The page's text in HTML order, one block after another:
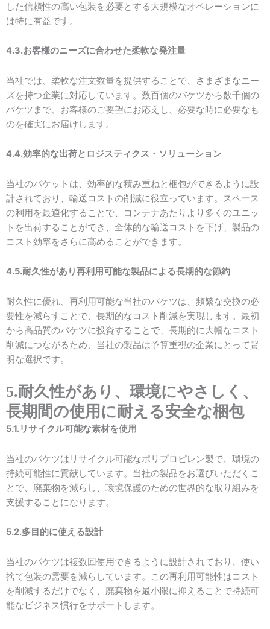
した信頼性の高い包装を必要とする大規模なオペレーションに
は特に有益です。
4.3.お客様のニーズに合わせた柔軟な発注量
当社では、柔軟な注文数量を提供することで、さまざまなニー
ズを持つ企業に対応しています。数百個のバケツから数千個の
バケツまで、お客様のご要望にお応えし、必要な時に必要なも
のを確実にお届けします。
4.4.効率的な出荷とロジスティクス・ソリューション
当社のバケットは、効率的な積み重ねと梱包ができるように設
計されており、輸送コストの削減に役立っています。スペース
の利用を最適化することで、コンテナあたりより多くのユニッ
トを出荷することができ、全体的な輸送コストを下げ、製品の
コスト効率をさらに高めることができます。
4.5.耐久性があり再利用可能な製品による長期的な節約
耐久性に優れ、再利用可能な当社のバケツは、頻繁な交換の必
要性を減らすことで、長期的なコスト削減を実現します。最初
から高品質のバケツに投資することで、長期的に大幅なコスト
削減につながるため、当社の製品は予算重視の企業にとって賢
明な選択です。
5.耐久性があり、環境にやさしく、
長期間の使用に耐える安全な梱包
5.1.リサイクル可能な素材を使用
当社のバケツはリサイクル可能なポリプロピレン製で、環境の
持続可能性に貢献しています。当社の製品をお選びいただくこ
とで、廃棄物を減らし、環境保護のための世界的な取り組みを
支援することになります。
5.2.多目的に使える設計
当社のバケツは複数回使用できるように設計されており、使い
捨て包装の需要を減らしています。この再利用可能性はコスト
を削減するだけでなく、廃棄物を最小限に抑えることで持続可
能なビジネス慣行をサポートします。